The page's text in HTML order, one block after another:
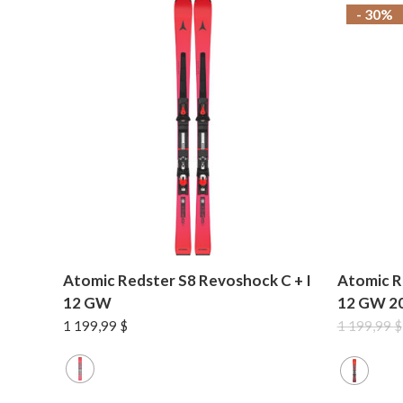
Atomic Redster S8 Revoshock C + I
12 GW
1 199,99 $
- 30%
Atomic
12 GW
1 199,99$